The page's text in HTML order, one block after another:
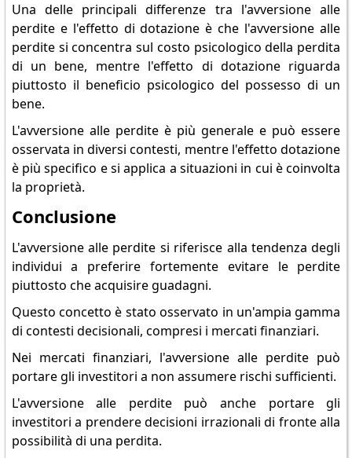
Una delle principali differenze tra l'avversione alle
perdite e l'effetto di dotazione è che l'avversione alle
perdite si concentra sul costo psicologico della perdita
di un bene, mentre l'effetto di dotazione riguarda
piuttosto il beneficio psicologico del possesso di un
bene.
L'avversione alle perdite è più generale e può essere
osservata in diversi contesti, mentre l'effetto dotazione
è più specifico e si applica a situazioni in cui è coinvolta
la proprietà.
Conclusione
L'avversione alle perdite si riferisce alla tendenza degli
individui a preferire fortemente evitare le perdite
piuttosto che acquisire guadagni.
Questo concetto è stato osservato in un'ampia gamma
di contesti decisionali, compresi i mercati finanziari.
Nei mercati finanziari, l'avversione alle perdite può
portare gli investitori a non assumere rischi sufficienti.
L'avversione alle perdite può anche portare gli
investitori a prendere decisioni irrazionali di fronte alla
possibilità di una perdita.